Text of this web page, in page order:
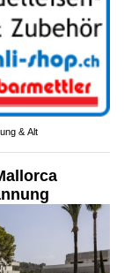
& Alt